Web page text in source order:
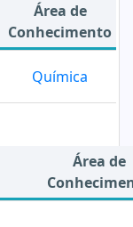
Área de
Conhecimento
Química
Área de